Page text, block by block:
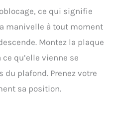
ce qui signifie
manivelle à tout moment
Montez la plaque
qu’elle vienne se
du plafond. Prenez votre
sa position.